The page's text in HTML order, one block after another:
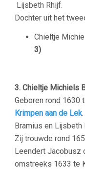
Lijsbeth Rhijf.
Dochter uit het
Chieltje
3)
3. Chieltje Michiels
Geboren rond 1630
Krimpen aan de Lek
Bramius en Lijsbeth
Zij trouwde rond
Leendert Jacobusz
omstreeks 1633 te